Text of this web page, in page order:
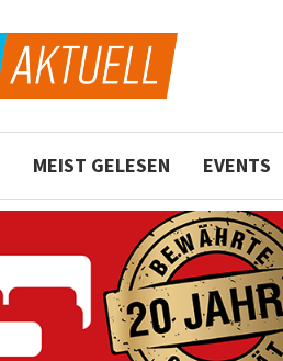
MEIST GELESEN EVENTS